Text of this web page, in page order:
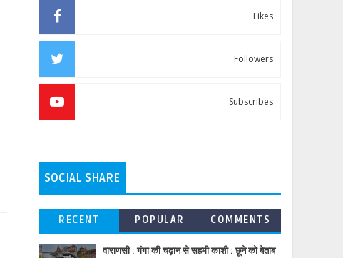
Likes
Followers
Subscribes
SOCIAL SHARE
RECENT POPULAR COMMENTS
वाराणसी : गंगा की चढ़ान से सहमी काशी : छूने को बेताब